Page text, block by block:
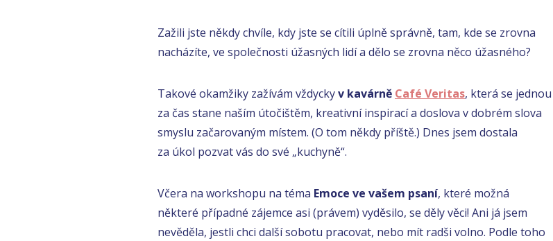
Zažili jste někdy chvíle, kdy jste se cítili úplně správně, tam, kde se zrovna
nacházíte, ve společnosti úžasných lidí a dělo se zrovna něco úžasného?
Takové okamžiky zažívám vždyckyv kavárně Café Veritas, která se jednou
za čas stane naším útočištěm, kreativní inspirací a doslova v dobrém slova
smyslu začarovaným místem. (O tom někdy příště.) Dnes jsem dostala
za úkol pozvat vás do své „kuchyně“.
Včera na workshopu na téma Emoce ve vašem psaní, které možná
některé případné zájemce asi (právem) vyděsilo, se děly věci! Ani já jsem
nevěděla, jestli chci další sobotu pracovat, nebo mít radši volno. Podle toho